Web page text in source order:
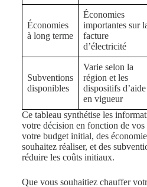
Économies
à long terme
Économies
importantes sur
facture
d’électricité
Subventions
disponibles
Varie selon la
région et les
dispositifs d’aide
en vigueur
Ce tableau synthétise les
votre décision en fonction de
votre budget initial, des
souhaitez réaliser, et des
réduire les coûts initiaux.
Que vous souhaitiez chauffer